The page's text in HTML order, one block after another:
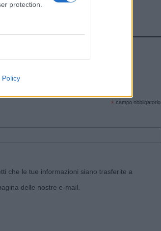
protection.
Policy
Segnala
notizie pubblicate sul sito web!
* campo obbligatorio
che le tue informazioni siano trasferite a
delle nostre e-mail.